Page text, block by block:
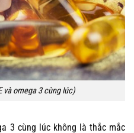
và omega 3 cùng lúc)
3 cùng lúc không là thắc mắc